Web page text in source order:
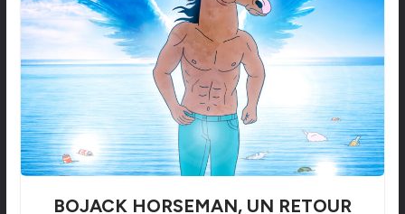
BOJACK HORSEMAN, UN RETOUR